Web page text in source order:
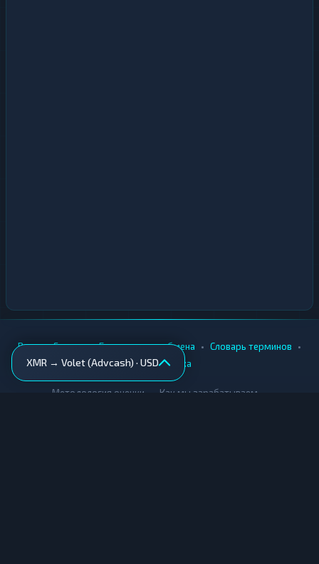
XMR → Volet (Advcash) · USD
Вики • Города • Безопасность обмена • Словарь терминов •
AML-проверка
Методология оценки Как мы зарабатываем